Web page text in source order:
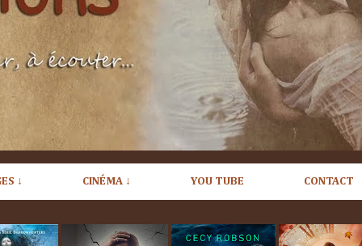
↓ CINÉMA ↓ YOU TUBE CONTACT